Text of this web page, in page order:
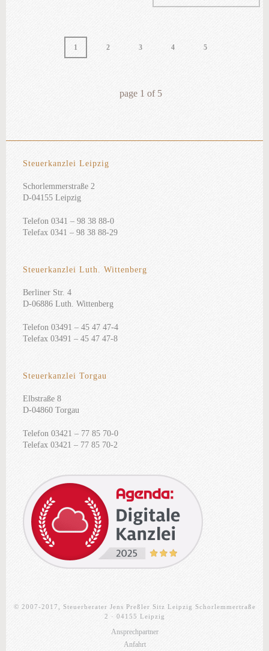
1 2 3 4 5
page 1 of 5
Steuerkanzlei Leipzig
Schorlemmerstraße 2
D-04155 Leipzig
Telefon 0341 – 98 38 88-0
Telefax 0341 – 98 38 88-29
Steuerkanzlei Luth. Wittenberg
Berliner Str. 4
D-06886 Luth. Wittenberg
Telefon 03491 – 45 47 47-4
Telefax 03491 – 45 47 47-8
Steuerkanzlei Torgau
Elbstraße 8
D-04860 Torgau
Telefon 03421 – 77 85 70-0
Telefax 03421 – 77 85 70-2
© 2007-2017, Steuerberater Jens Preßler Sitz Leipzig Schorlemmertraße
2 · 04155 Leipzig
Ansprechpartner
Anfahrt